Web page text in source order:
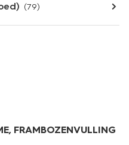
(79)
FRAMBOZENVULLING